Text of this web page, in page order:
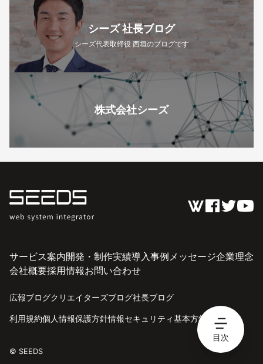
シーズ 社長ブログ
シーズ代表取締役 西垣のブログです
株式会社シーズ
サービス案内開発・制作実績導入事例メッセージ企業理念
会社概要採用情報お問い合わせ
広報ブログクリエイターズブログ社長ブログ
利用規約個人情報保護方針情報セキュリティ基本方針
© SEEDS
目次